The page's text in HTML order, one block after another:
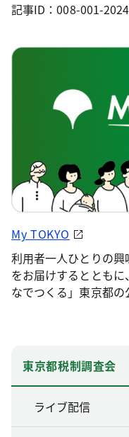
記事ID：008-001-
My TOKYO
利用者一人ひとりの
をお届けするととも
なでつくる」東京都の
東京都税制調査会
ライブ配信